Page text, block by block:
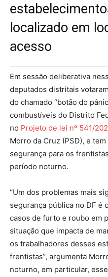
localizado em
acesso
Em sessão deliberativa
deputados distritais
do chamado “botão do
combustíveis do Distrito
no Projeto de lei nº 541/
Morro da Cruz (PSD), e
segurança para os
período noturno.
“Um dos problemas mais
segurança pública no DF é
casos de furto e roubo em
situação que impacta de
os trabalhadores desses
frentistas”, argumenta
noturno, em particular,